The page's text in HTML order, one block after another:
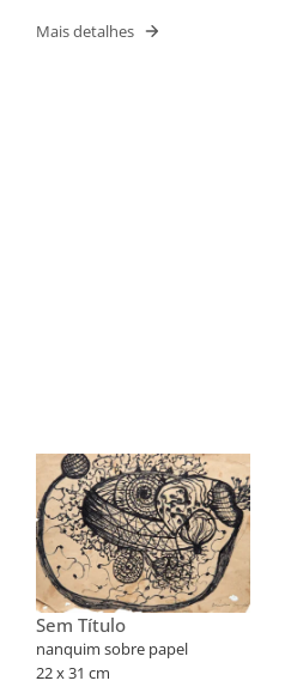
Mais detalhes
Sem Título
nanquim sobre papel
22 x 31 cm